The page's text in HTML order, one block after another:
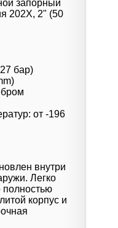
бар)
от -196
внутри
Легко
полностью
корпус и